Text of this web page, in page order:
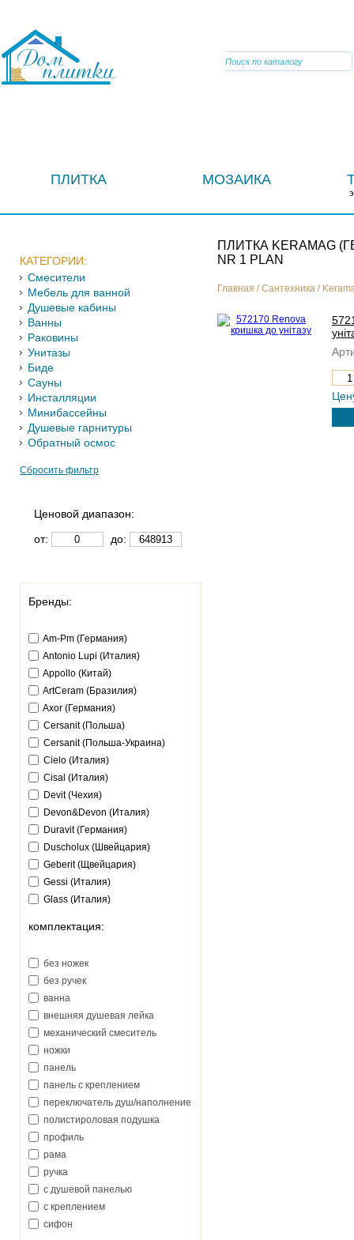
ПЛИТКА МОЗАИКА
КАТЕГОРИИ:
Смесители
Мебель для ванной
Душевые кабины
Ванны
Раковины
Унитазы
Биде
Сауны
Инсталляции
Минибассейны
Душевые гарнитуры
Обратный осмос
Сбросить фильтр
Ценовой диапазон:
от:
до:
Бренды:
Am-Pm (Германия)
Antonio Lupi (Италия)
Appollo (Китай)
ArtCeram (Бразилия)
Axor (Германия)
Cersanit (Польша)
Cersanit (Польша-Украина)
Cielo (Италия)
Cisal (Италия)
Devit (Чехия)
Devon&Devon (Италия)
Duravit (Германия)
Duscholux (Швейцария)
Geberit (Щвейцария)
Gessi (Италия)
Glass (Италия)
Gorenje (Словения)
Gustavsberg (Швеция)
Hansa (Германия)
Hansgrohe (Германия)
Huppe (Германия)
Ideal Standart (Германия)
Ido (Финляндия)
Jacuzzi (Италия)
Kaldewei (Германия)
Keramag (Германия)
Kerasan (Италия)
Kermi (Германия)
Kludi (Германия)
Kolo (Польша)
Laufen (Австрия)
Oras (Финляндия)
Paffoni (Италия)
комплектация:
без ножек
без ручек
ванна
внешняя душевая лейка
механический смеситель
ножки
панель
панель с креплением
переключатель душ/наполнение
полистироловая подушка
профиль
рама
ручка
с душевой панелью
с креплением
сифон
ПЛИТКА KERAMAG
NR 1 PLAN
Главная /Сантехника /